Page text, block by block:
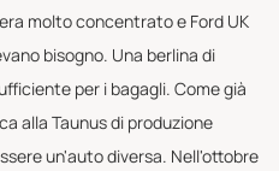
molto concentrato e Ford UK
bisogno. Una berlina di
per i bagagli. Come già
alla Taunus di produzione
un'auto diversa. Nell'ottobre